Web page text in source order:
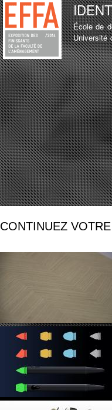
Aller
École de
Université
MENU PRINCIPAL
LISTE D'ÉTUDIANT
TEST
LISTE D'ÉTUDIANT
CONTINUEZ